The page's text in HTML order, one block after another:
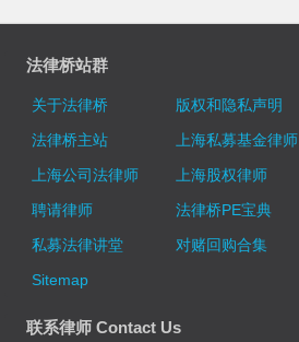
法律桥站群
关于法律桥 版权和隐私声明
法律桥主站
上海私募基金律师
上海公司法律师
上海股权律师
聘请律师
法律桥PE宝典
私募法律讲堂
对赌回购合集
Sitemap
联系律师 Contact Us